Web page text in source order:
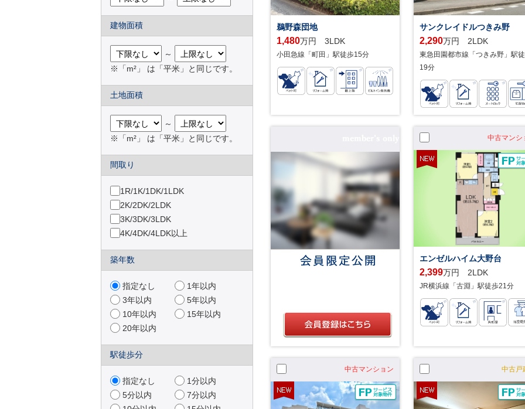
鵜野森団地
1,480万円 3LDK
小田急線「町田」駅徒歩15分
サンクレイドルつきみ野
2,290万円 2LDK
東急田園都市線「つきみ野」駅
19分
中古マンシ
エンゼルハイム大野台
2,399万円 2LDK
JR横浜線「古淵」駅徒歩21分
中古マンション 中古戸
建物面積
～
※「m²」 は「平米」と同じです。
土地面積
～
※「m²」 は「平米」と同じです。
間取り
1R/1K/1DK/1LDK
2K/2DK/2LDK
3K/3DK/3LDK
4K/4DK/4LDK以上
築年数
指定なし
1年以内
3年以内
5年以内
10年以内
15年以内
20年以内
駅徒歩分
指定なし
1分以内
5分以内
7分以内